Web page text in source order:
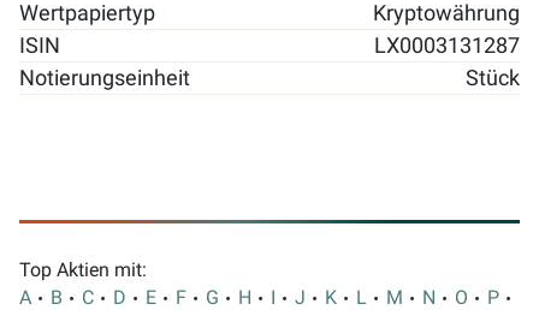
Wertpapiertyp
Kryptowährung
ISIN
LX0003131287
Notierungseinheit
Stück
Top Aktien mit:
A
B C D E F G H I J K L M N O
P